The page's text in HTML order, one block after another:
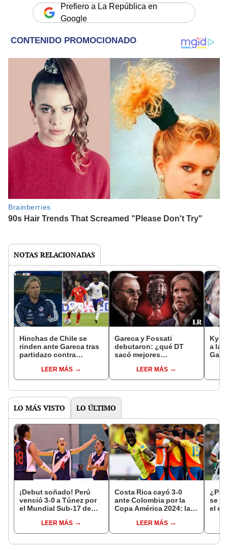
Prefiero a La República en
Google
NOTAS RELACIONADAS
Hinchas de Chile se
rinden ante Gareca tras
partidazo contra
al Mundial"LEER MÁS
Gareca y Fossati
debutaron: ¿qué DT
sacó mejores
la Copa América?
LEER MÁS
a la
LO MÁS VISTO LO ÚLTIMO
¡Debut soñado! Perú
venció 3-0 a Túnez por
el Mundial Sub-17 de
LEER MÁS
Costa Rica cayó 3-0
ante Colombia por la
Copa América 2024: la
de finalLEER MÁS
¿Por
se
el